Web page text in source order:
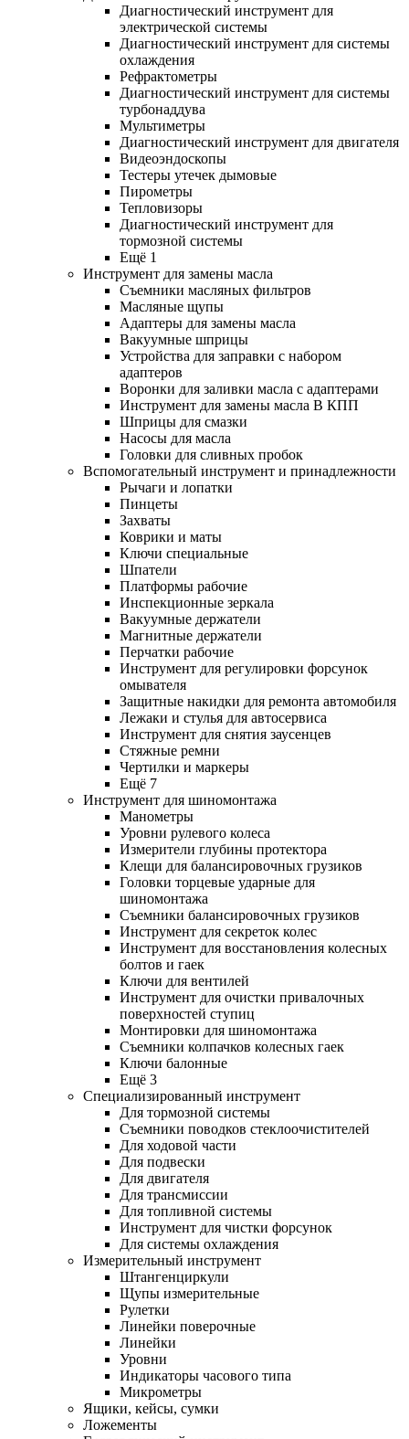
Диагностический инструмент для
электрической системы
Диагностический инструмент для системы
охлаждения
Рефрактометры
Диагностический инструмент для системы
турбонаддува
Мультиметры
Диагностический инструмент для двигателя
Видеоэндоскопы
Тестеры утечек дымовые
Пирометры
Тепловизоры
Диагностический инструмент для
тормозной системы
Ещё 1
Инструмент для замены масла
Съемники масляных фильтров
Масляные щупы
Адаптеры для замены масла
Вакуумные шприцы
Устройства для заправки с набором
адаптеров
Воронки для заливки масла с адаптерами
Инструмент для замены масла В КПП
Шприцы для смазки
Насосы для масла
Головки для сливных пробок
Вспомогательный инструмент и принадлежности
Рычаги и лопатки
Пинцеты
Захваты
Коврики и маты
Ключи специальные
Шпатели
Платформы рабочие
Инспекционные зеркала
Вакуумные держатели
Магнитные держатели
Перчатки рабочие
Инструмент для регулировки форсунок
омывателя
Защитные накидки для ремонта автомобиля
Лежаки и стулья для автосервиса
Инструмент для снятия заусенцев
Стяжные ремни
Чертилки и маркеры
Ещё 7
Инструмент для шиномонтажа
Манометры
Уровни рулевого колеса
Измерители глубины протектора
Клещи для балансировочных грузиков
Головки торцевые ударные для
шиномонтажа
Съемники балансировочных грузиков
Инструмент для секреток колес
Инструмент для восстановления колесных
болтов и гаек
Ключи для вентилей
Инструмент для очистки привалочных
поверхностей ступиц
Монтировки для шиномонтажа
Съемники колпачков колесных гаек
Ключи балонные
Ещё 3
Специализированный инструмент
Для тормозной системы
Съемники поводков стеклоочистителей
Для ходовой части
Для подвески
Для двигателя
Для трансмиссии
Для топливной системы
Инструмент для чистки форсунок
Для системы охлаждения
Измерительный инструмент
Штангенциркули
Щупы измерительные
Рулетки
Линейки поверочные
Линейки
Уровни
Индикаторы часового типа
Микрометры
Ящики, кейсы, сумки
Ложементы